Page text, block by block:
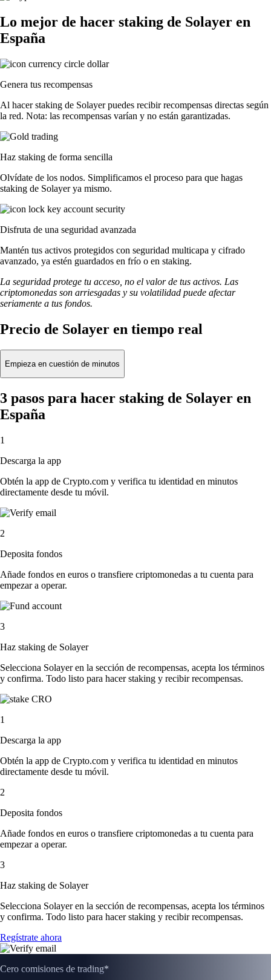
Lo mejor de hacer staking de Solayer en
España
Genera tus recompensas
Al hacer staking de Solayer puedes recibir recompensas directas según
la red. Nota: las recompensas varían y no están garantizadas.
Haz staking de forma sencilla
Olvídate de los nodos. Simplificamos el proceso para que hagas
staking de Solayer ya mismo.
Disfruta de una seguridad avanzada
Mantén tus activos protegidos con seguridad multicapa y cifrado
avanzado, ya estén guardados en frío o en staking.
La seguridad protege tu acceso, no el valor de tus activos. Las
criptomonedas son arriesgadas y su volatilidad puede afectar
seriamente a tus fondos.
Precio de Solayer en tiempo real
Empieza en cuestión de minutos
3 pasos para hacer staking de Solayer en
España
1
Descarga la app
Obtén la app de Crypto.com y verifica tu identidad en minutos
directamente desde tu móvil.
2
Deposita fondos
Añade fondos en euros o transfiere criptomonedas a tu cuenta para
empezar a operar.
3
Haz staking de Solayer
Selecciona Solayer en la sección de recompensas, acepta los términos
y confirma. Todo listo para hacer staking y recibir recompensas.
1
Descarga la app
Obtén la app de Crypto.com y verifica tu identidad en minutos
directamente desde tu móvil.
2
Deposita fondos
Añade fondos en euros o transfiere criptomonedas a tu cuenta para
empezar a operar.
3
Haz staking de Solayer
Selecciona Solayer en la sección de recompensas, acepta los términos
y confirma. Todo listo para hacer staking y recibir recompensas.
Regístrate ahora
Cero comisiones de trading*